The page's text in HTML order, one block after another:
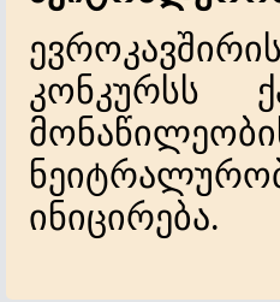
კონკურსს
ინიცირება.